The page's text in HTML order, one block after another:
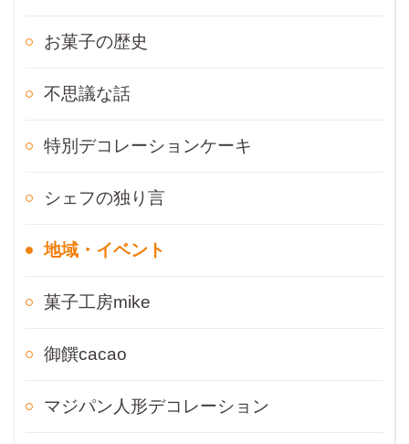
お菓子の歴史
不思議な話
特別デコレーションケーキ
シェフの独り言
地域・イベント
菓子工房mike
御饌cacao
マジパン人形デコレーション